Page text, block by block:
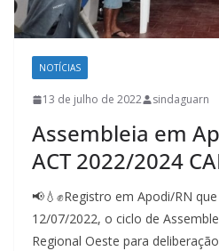
NOTÍCIAS
13 de julho de 2022 sindaguarn
Assembleia em
ACT 2022/2024
📢💧✊Registro em Apodi/RN
12/07/2022, o ciclo de
Regional Oeste para